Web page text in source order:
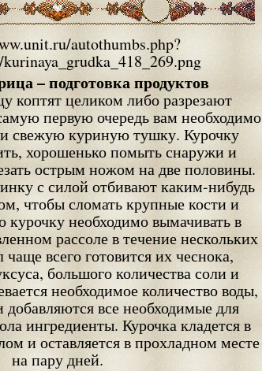
– подготовка продуктов
коптят целиком либо разрезают
первую очередь вам необходимо
свежую куриную тушку. Курочку
хорошенько помыть снаружи и
острым ножом на две половины.
с силой отбивают каким-нибудь
чтобы сломать крупные кости и
курочку необходимо вымачивать в
рассоле в течение нескольких
всего готовится их чеснока,
большого количества соли и
необходимое количество воды,
все необходимые для
ингредиенты. Курочка кладется в
и оставляется в прохладном месте
на пару дней.